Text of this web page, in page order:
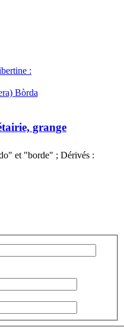
:
Bòrda
grange
et "borde" ; Dérivés :